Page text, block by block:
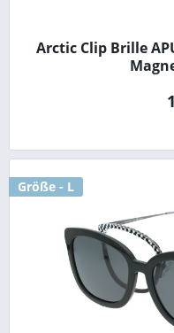
Arctic Clip Brille
Größe - L